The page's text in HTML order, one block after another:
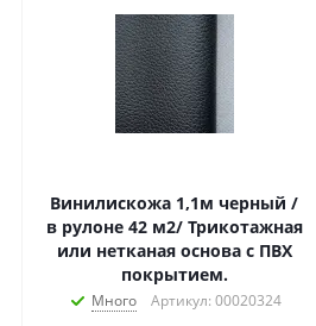
Винилискожа 1,1м черный /
в рулоне 42 м2/ Трикотажная
или нетканая основа с ПВХ
покрытием.
Много Артикул: 00020324